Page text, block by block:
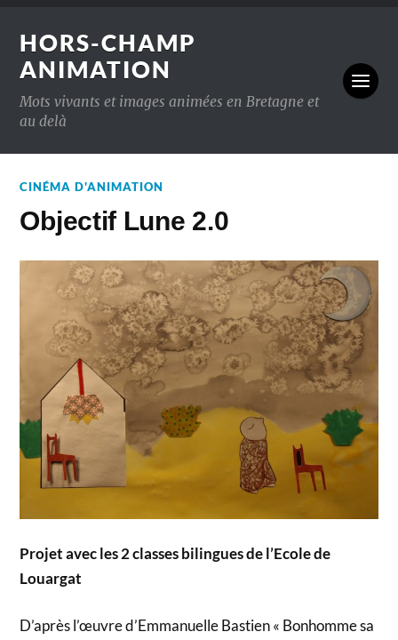
HORS-CHAMP
ANIMATION
Mots vivants et images animées en Bretagne et
au delà
CINÉMA D'ANIMATION
Objectif Lune 2.0
Projet avec les 2 classes bilingues de l’Ecole de
Louargat
D’après l’œuvre d’Emmanuelle Bastien « Bonhomme sa